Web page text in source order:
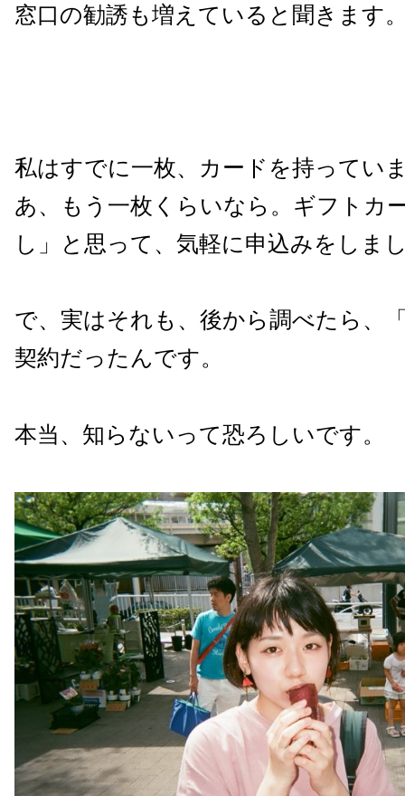
窓口の勧誘も増えていると聞きます
私はすでに一枚、カードを持ってい
あ、もう一枚くらいなら。ギフトカ
し」と思って、気軽に申込みをしま
で、実はそれも、後から調べたら、
契約だったんです。
本当、知らないって恐ろしいです。